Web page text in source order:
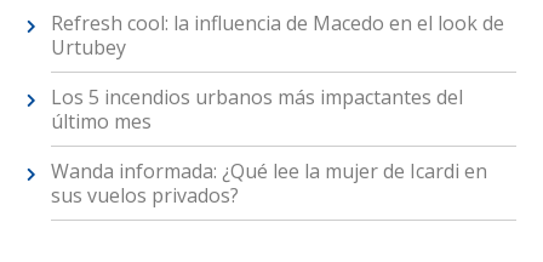
Refresh cool: la influencia de Macedo en el look de
Urtubey
Los 5 incendios urbanos más impactantes del
último mes
Wanda informada: ¿Qué lee la mujer de Icardi en
sus vuelos privados?